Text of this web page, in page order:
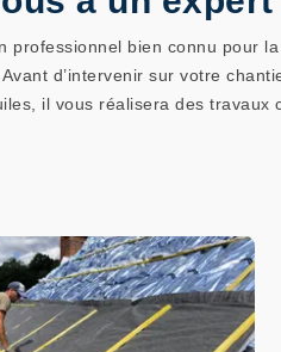
bien connu pour
d’intervenir sur votre
il vous réalisera des travaux